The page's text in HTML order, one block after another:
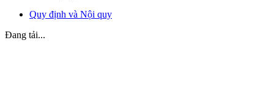
Quy định và Nội quy
Đang tải...